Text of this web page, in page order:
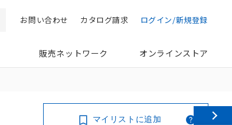
検索 ログイン/新規登録
カタログ請求
お問い合わせ
販売ネットワーク オンラインストア
マイリストに追加